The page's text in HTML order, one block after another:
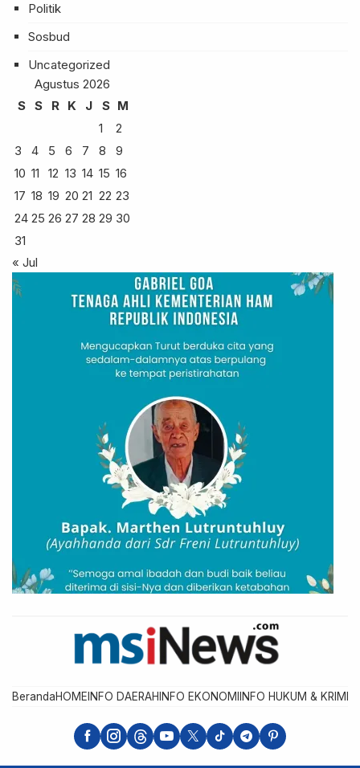
Politik
Sosbud
Uncategorized
Agustus 2026
S
S R K J S M
1
2
3
4 5 6 7 8
9
10 11 12 13 14 15 16
17 18 19 20 21 22 23
24 25 26 27 28 29 30
31
« Jul
BerandaHOME INFO DAERAH INFO EKONOMI INFO HUKUM &